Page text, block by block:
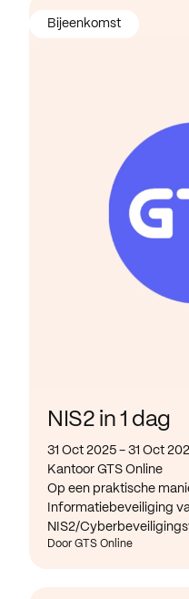
NIS2 in 1 dag
31 Oct 2025 - 31 Oct
Kantoor GTS Online
Op een praktische
Informatiebeveiliging
NIS2/
Door GTS Online
Bijeenkomst